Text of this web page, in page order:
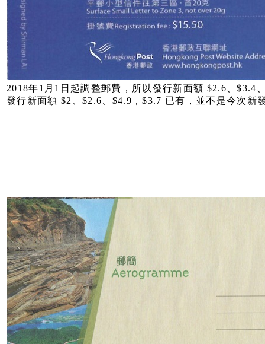
2018年1月1日起調整郵費，所以發行新面額 $2.6、$3.4
發行新面額 $2、$2.6、$4.9，$3.7 已有，並不是今次新